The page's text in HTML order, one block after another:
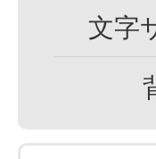
文字